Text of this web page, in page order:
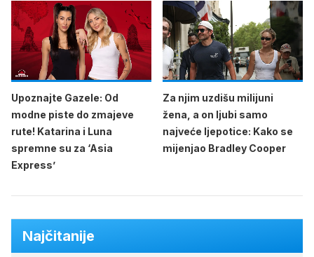
Upoznajte Gazele: Od
modne piste do zmajeve
rute! Katarina i Luna
spremne su za ‘Asia
Express’
Za njim uzdišu milijuni
žena, a on ljubi samo
najveće ljepotice: Kako se
mijenjao Bradley Cooper
Najčitanije